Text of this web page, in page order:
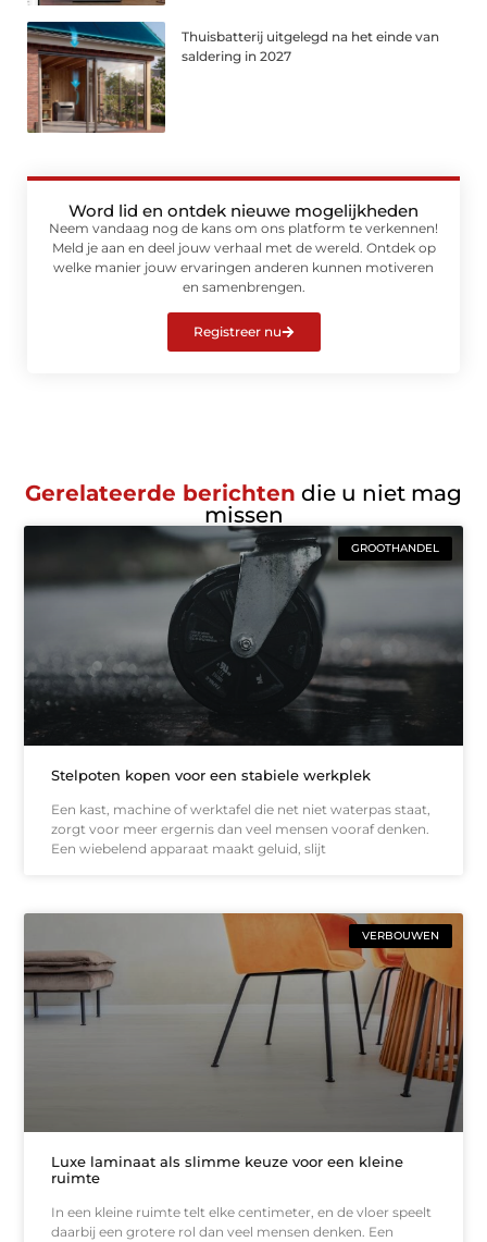
Thuisbatterij uitgelegd na het einde van
saldering in 2027
Word lid en ontdek nieuwe mogelijkheden
Neem vandaag nog de kans om ons platform te verkennen!
Meld je aan en deel jouw verhaal met de wereld. Ontdek op
welke manier jouw ervaringen anderen kunnen motiveren
en samenbrengen.
Registreer nu
Gerelateerde berichten die u niet mag
missen
GROOTHANDEL
Stelpoten kopen voor een stabiele werkplek
Een kast, machine of werktafel die net niet waterpas staat,
zorgt voor meer ergernis dan veel mensen vooraf denken.
Een wiebelend apparaat maakt geluid, slijt
VERBOUWEN
Luxe laminaat als slimme keuze voor een kleine
ruimte
In een kleine ruimte telt elke centimeter, en de vloer speelt
daarbij een grotere rol dan veel mensen denken. Een